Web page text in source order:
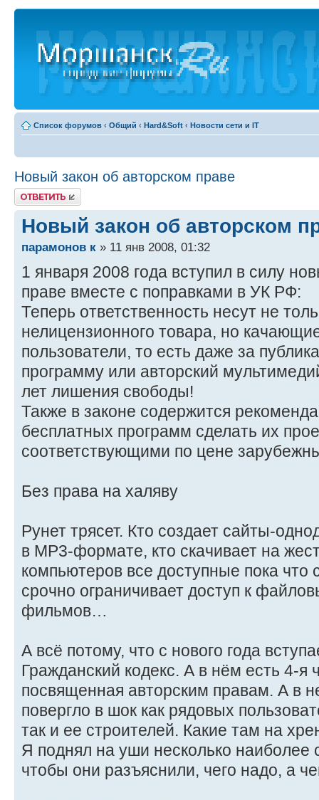
Список форумов ‹ Общий ‹ Hard&Soft ‹ Новости сети и IT
Новый закон об авторском праве
Ответить
Новый закон об авторском
парамонов к » 11 янв 2008, 01:32
1 января 2008 года вступил в силу
праве вместе с поправками в УК РФ:
Теперь ответственность несут не
нелицензионного товара, но
пользователи, то есть даже за
программу или авторский
лет лишения свободы!
Также в законе содержится
бесплатных программ сделать их
соответствующими по цене
Без права на халяву
Рунет трясет. Кто создает сайты-
в MP3-формате, кто скачивает на
компьютеров все доступные пока что
срочно ограничивает доступ к
фильмов…
А всё потому, что с нового года
Гражданский кодекс. А в нём есть 4-я
посвященная авторским правам. А в
повергло в шок как рядовых
так и ее строителей. Какие там на
Я поднял на уши несколько наиболее
чтобы они разъяснили, чего надо, а